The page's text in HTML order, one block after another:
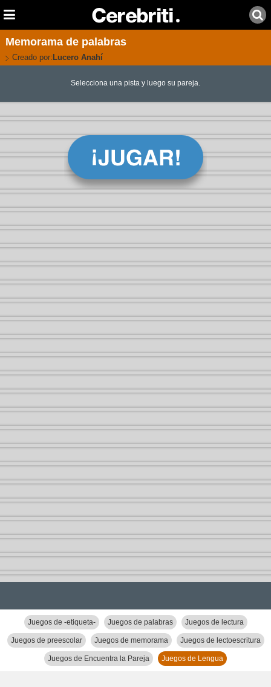
Memorama de palabras
Creado por: Lucero Anahí
Selecciona una pista y luego su pareja.
Juegos de -etiqueta- Juegos de palabras Juegos de lectura
Juegos de preescolar Juegos de memorama Juegos de lectoescritura
Juegos de Encuentra la Pareja Juegos de Lengua